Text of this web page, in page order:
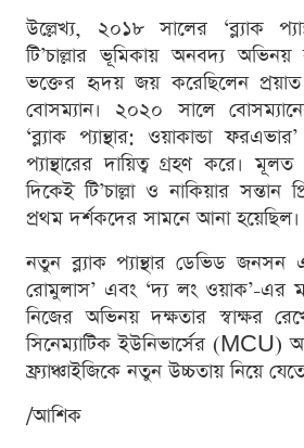
উল্লেখ্য, ২০১৮ সালের ‘ব্ল্যাক
টি’চাল্লার ভূমিকায় অনবদ্য
ভক্তের হৃদয় জয় করেছিলেন
বোসম্যান। ২০২০ সালে
‘ব্ল্যাক প্যান্থার: ওয়াকান্ডা
প্যান্থারের দায়িত্ব গ্রহণ করে।
দিকেই টি’চাল্লা ও নাকিয়ার সন্তান
প্রথম দর্শকদের সামনে আনা হয়েছিল।
নতুন ব্ল্যাক প্যান্থার ডেভিড জনসন
রোমুলাস’ এবং ‘দ্য লং ওয়াক’-এর
নিজের অভিনয় দক্ষতার স্বাক্ষর
সিনেম্যাটিক ইউনিভার্সের (MCU)
ফ্র্যাঞ্চাইজিকে নতুন উচ্চতায় নিয়ে
/আশিক